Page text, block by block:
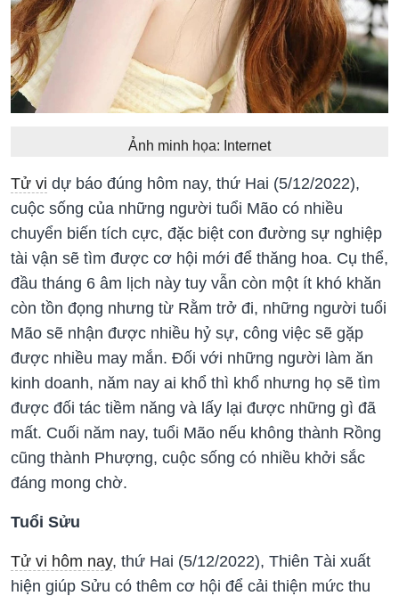
Ảnh minh họa: Internet
Tử vi dự báo đúng hôm nay, thứ Hai (5/12/2022),
cuộc sống của những người tuổi Mão có nhiều
chuyển biến tích cực, đặc biệt con đường sự nghiệp
tài vận sẽ tìm được cơ hội mới để thăng hoa. Cụ thể,
đầu tháng 6 âm lịch này tuy vẫn còn một ít khó khăn
còn tồn đọng nhưng từ Rằm trở đi, những người tuổi
Mão sẽ nhận được nhiều hỷ sự, công việc sẽ gặp
được nhiều may mắn. Đối với những người làm ăn
kinh doanh, năm nay ai khổ thì khổ nhưng họ sẽ tìm
được đối tác tiềm năng và lấy lại được những gì đã
mất. Cuối năm nay, tuổi Mão nếu không thành Rồng
cũng thành Phượng, cuộc sống có nhiều khởi sắc
đáng mong chờ.
Tuổi Sửu
Tử vi hôm nay, thứ Hai (5/12/2022), Thiên Tài xuất
hiện giúp Sửu có thêm cơ hội để cải thiện mức thu